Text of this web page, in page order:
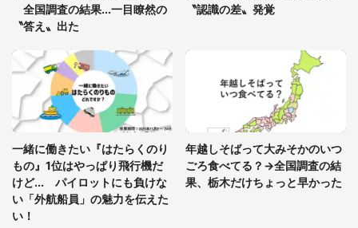
全国調査の結果...一目瞭然の
〝答え〟出た
〝認識の差〟発覚
一緒に働きたい『はたらくのり
もの』1位はやっぱり飛行機だ
けど... パイロットにも負けな
い「外航船員」の魅力を伝えた
い！
年越しそばって大みそかのいつ
ごろ食べてる？→全国調査の結
果、栃木だけちょっと早かった